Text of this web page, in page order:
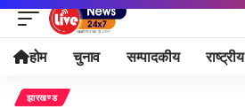
होम चुनाव सम्पादकीय राष्ट्रीय
झारखण्ड